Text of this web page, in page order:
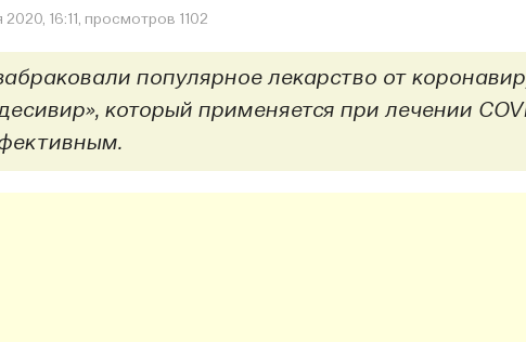
16:11, просмотров 1102
популярное лекарство от
который применяется при лечении